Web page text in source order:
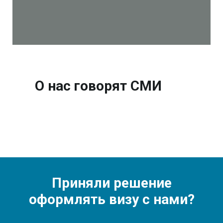
О нас говорят СМИ
Приняли решение
оформлять визу с нами?